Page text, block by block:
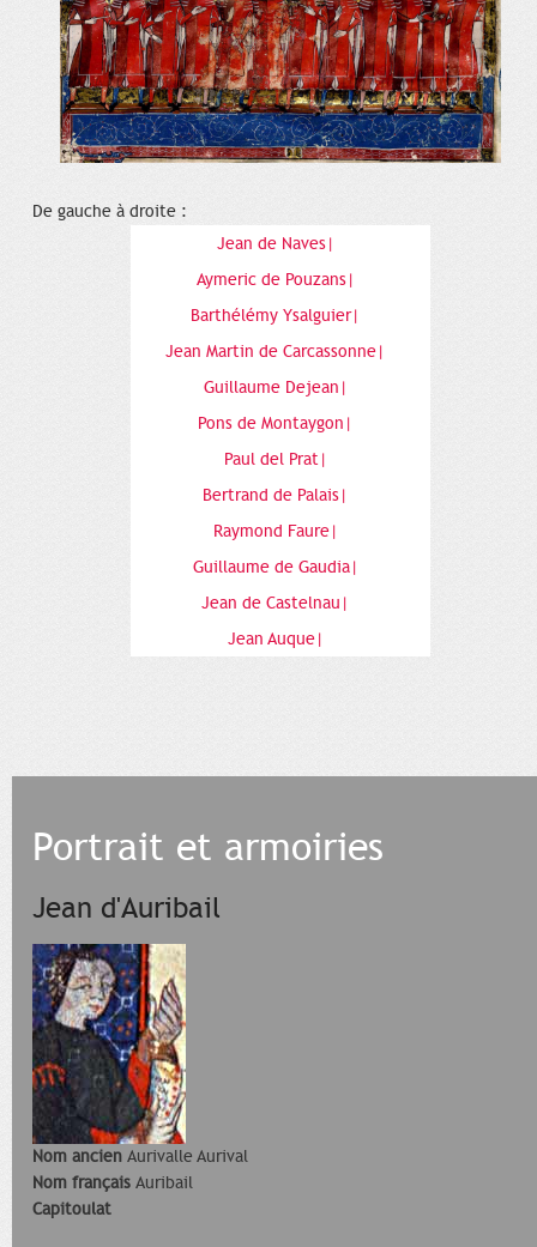
De gauche à droite :
Jean de Naves|
Aymeric de Pouzans|
Barthélémy Ysalguier|
Jean Martin de Carcassonne|
Guillaume Dejean|
Pons de Montaygon|
Paul del Prat|
Bertrand de Palais|
Raymond Faure|
Guillaume de Gaudia|
Jean de Castelnau|
Jean Auque|
Portrait et armoiries
Jean d'Auribail
Nom ancien Aurivalle Aurival
Nom français Auribail
Capitoulat